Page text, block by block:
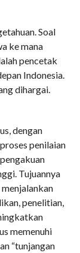
Soal
ke mana
pencetak
Indonesia.
dihargai.
dengan
penilaian
Tujuannya
penelitian,
memenuhi
“tunjangan